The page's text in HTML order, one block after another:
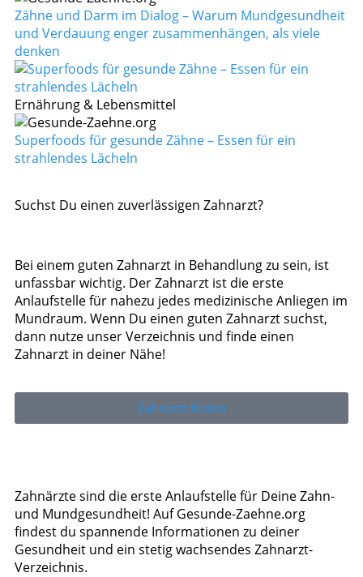
Zähne und Darm im Dialog – Warum Mundgesundheit
und Verdauung enger zusammenhängen, als viele
denken
Ernährung & Lebensmittel
Superfoods für gesunde Zähne – Essen für ein
strahlendes Lächeln
Suchst Du einen zuverlässigen Zahnarzt?
Bei einem guten Zahnarzt in Behandlung zu sein, ist
unfassbar wichtig. Der Zahnarzt ist die erste
Anlaufstelle für nahezu jedes medizinische Anliegen im
Mundraum. Wenn Du einen guten Zahnarzt suchst,
dann nutze unser Verzeichnis und finde einen
Zahnarzt in deiner Nähe!
Zahnarzt finden
Zahnärzte sind die erste Anlaufstelle für Deine Zahn-
und Mundgesundheit! Auf Gesunde-Zaehne.org
findest du spannende Informationen zu deiner
Gesundheit und ein stetig wachsendes Zahnarzt-
Verzeichnis.